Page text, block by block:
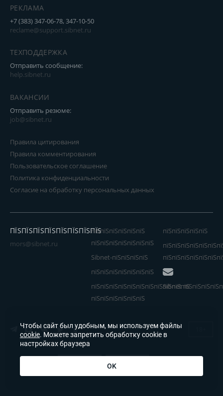
РЕКЛАМА
+7 (383) 347-06-78, 347-10-50
reclame@support.sibnet.ru
ТЕХПОДДЕРЖКА
Отправить сообщение:
help.sibnet.ru
ВАКАНСИИ
Отправить резюме:
job@sibnet.ru
Правила цитирования
Правила комментирования
Пользовательское соглашение
Политика конфиденциальности
Согласие на обработку персональных данных
ПЇЅПЇЅПЇЅПЇЅПЇЅПЇЅПЇЅПЇЅ
mors@sibnet.ru
пїЅпїЅпїЅпїЅпїЅпїЅ
пїЅпїЅпїЅпїЅпїЅпїЅпїЅ
Sibnet-пїЅпїЅпїЅпїЅ
пїЅпїЅпїЅпїЅпїЅ
пїЅпїЅпїЅпїЅпїЅпїЅпїЅ
пїЅпїЅпїЅпїЅпїЅпїЅпїЅпїЅпїЅпїЅпїЅ
пїЅпїЅпїЅпїЅпїЅпїЅ
Sibnet
Чтобы сайт был удобным, мы используем файлы
cookie. Можете запретить обработку cookie в
настройках браузера
OK